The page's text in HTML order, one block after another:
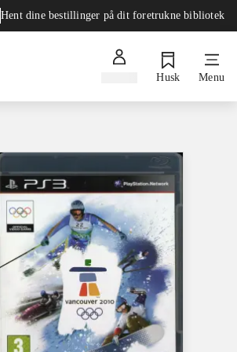
Hent dine bestillinger på dit foretrukne bibliotek
Husk Menu